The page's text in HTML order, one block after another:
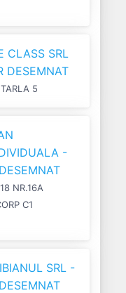
CLASS SRL
DESEMNAT
5
-
NR.16A
C1
SRL -